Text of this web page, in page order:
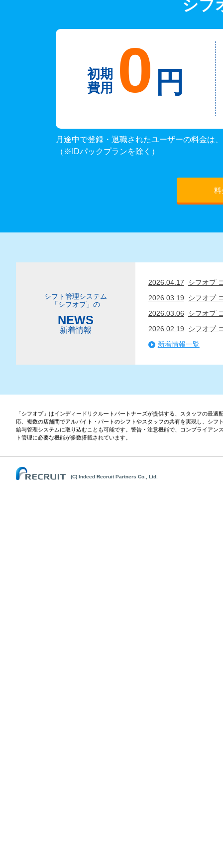
シフ
初期
費用
0 円
月途中で登録・退職されたユーザーの料金は
（※IDパックプランを除く）
料
シフト管理システム
「シフオプ」の
NEWS
新着情報
2026.04.17
シフオプ
2026.03.19
シフオプ
2026.03.06
シフオプ
2026.02.19
シフオプ
新着情報一覧
「シフオプ」はインディードリクルートパートナーズが提供する、スタッフの最
応、複数の店舗間でアルバイト・パートのシフトやスタッフの共有を実現し、シ
給与管理システムに取り込むことも可能です。警告・注意機能で、コンプライア
ト管理に必要な機能が多数搭載されています。
(C) Indeed Recruit Partners Co., Ltd.